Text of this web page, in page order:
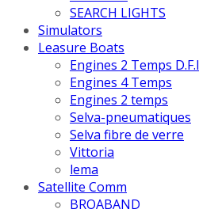
SEARCH LIGHTS
Simulators
Leasure Boats
Engines 2 Temps D.F.I
Engines 4 Temps
Engines 2 temps
Selva-pneumatiques
Selva fibre de verre
Vittoria
lema
Satellite Comm
BROABAND